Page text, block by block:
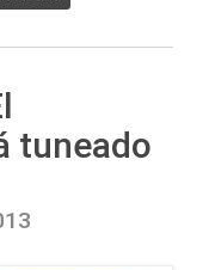
tuneado